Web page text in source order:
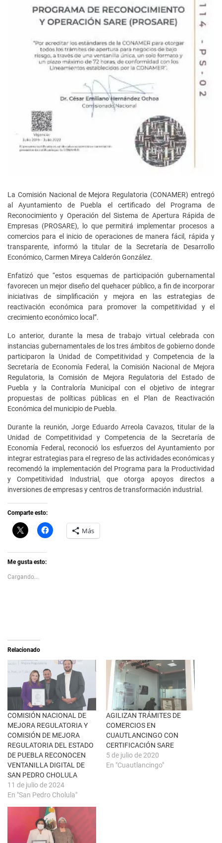
La Comisión Nacional de Mejora Regulatoria (CONAMER) entregó
al Ayuntamiento de Puebla el certificado del Programa de
Reconocimiento y Operación del Sistema de Apertura Rápida de
Empresas (PROSARE), lo que permitirá implementar procesos a
comercios para el inicio de operaciones de manera fácil, rápida y
transparente, informó la titular de la Secretaría de Desarrollo
Económico, Carmen Mireya Calderón González.
Enfatizó que “estos esquemas de participación gubernamental
favorecen un mejor diseño del quehacer público, a fin de incorporar
iniciativas de simplificación y mejora en las estrategias de
reactivación económica para promover la competitividad y el
crecimiento económico local”.
Lo anterior, durante la mesa de trabajo virtual celebrada con
instancias gubernamentales de los tres ámbitos de gobierno donde
participaron la Unidad de Competitividad y Competencia de la
Secretaría de Economía Federal, la Comisión Nacional de Mejora
Regulatoria, la Comisión de Mejora Regulatoria del Estado de
Puebla y la Contraloría Municipal con el objetivo de integrar
propuestas de políticas públicas en el Plan de Reactivación
Económica del municipio de Puebla.
Durante la reunión, Jorge Eduardo Arreola Cavazos, titular de la
Unidad de Competitividad y Competencia de la Secretaría de
Economía Federal, reconoció los esfuerzos del Ayuntamiento por
integrar estrategias para el regreso de las actividades económicas y
recomendó la implementación del Programa para la Productividad
y Competitividad Industrial, que otorga apoyos directos a
inversiones de empresas y centros de transformación industrial.
Comparte esto:
C
l
k
t
s
h
e
b
r
e
e
u
v
e
n
t
a
n
a
n
u
e
v
a
)
H
a
e
F
a
c
e
o
o
k
(
S
e
a
b
r
e
e
n
u
n
a
v
e
n
t
a
n
a
Más
Me gusta esto:
Cargando...
Relacionado
COMISIÓN NACIONAL DE
MEJORA REGULATORIA Y
COMISIÓN DE MEJORA
REGULATORIA DEL ESTADO
DE PUEBLA RECONOCEN
VENTANILLA DIGITAL DE
SAN PEDRO CHOLULA
11 de julio de 2024
En "San Pedro Cholula"
AGILIZAN TRÁMITES DE
COMERCIOS EN
CUAUTLANCINGO CON
CERTIFICACIÓN SARE
5 de julio de 2020
En "Cuautlancingo"